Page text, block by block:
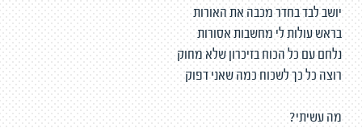
יושב לבד בחדר מכבה את האורות
בראש עולות לי מחשבות אסורות
נלחם עם כל הכוח בזיכרון שלא מחוק
רוצה כל כך לשכוח כמה שאני דפוק
מה עשיתי?